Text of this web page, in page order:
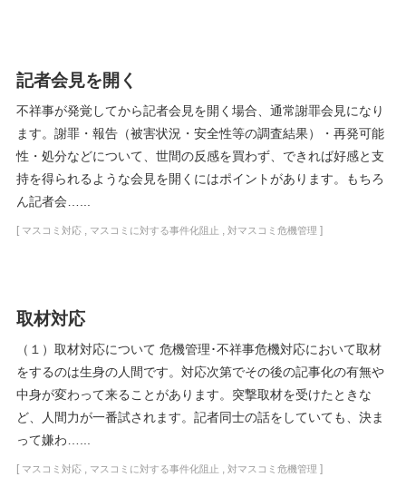
記者会見を開く
不祥事が発覚してから記者会見を開く場合、通常謝罪会見になり
ます。謝罪・報告（被害状況・安全性等の調査結果）・再発可能
性・処分などについて、世間の反感を買わず、できれば好感と支
持を得られるような会見を開くにはポイントがあります。もちろ
ん記者会…...
[ マスコミ対応, マスコミに対する事件化阻止 , 対マスコミ危機管理 ]
取材対応
（１）取材対応について 危機管理･不祥事危機対応において取材
をするのは生身の人間です。対応次第でその後の記事化の有無や
中身が変わって来ることがあります。突撃取材を受けたときな
ど、人間力が一番試されます。記者同士の話をしていても、決ま
って嫌わ…...
[ マスコミ対応, マスコミに対する事件化阻止 , 対マスコミ危機管理 ]